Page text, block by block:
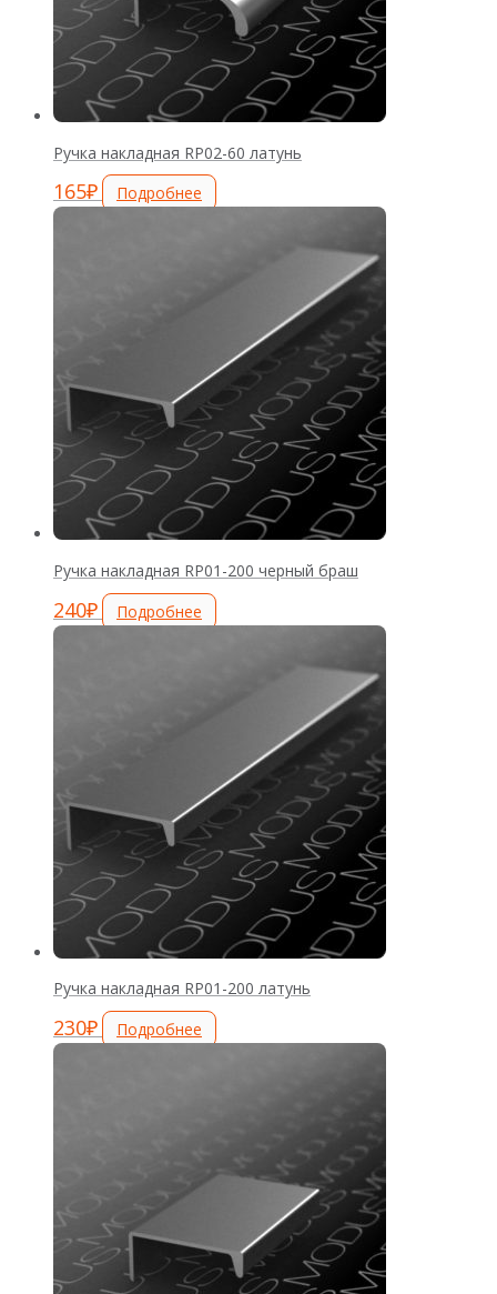
Ручка накладная RP02-60 латунь
165₽ Подробнее
Ручка накладная RP01-200 черный браш
240₽ Подробнее
Ручка накладная RP01-200 латунь
230₽ Подробнее